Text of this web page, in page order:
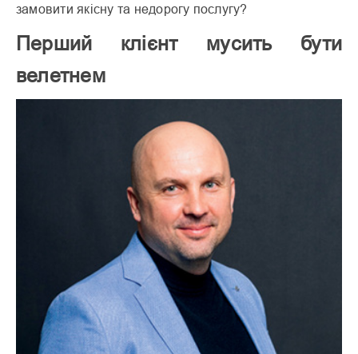
замовити якісну та недорогу послугу?
Перший клієнт мусить бути
велетнем